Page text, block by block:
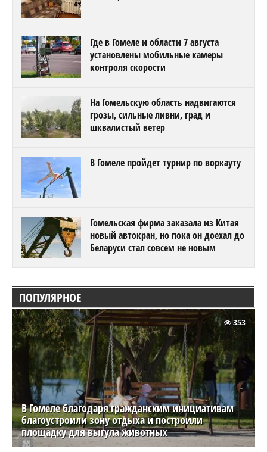
Где в Гомеле и области 7 августа
установлены мобильные камеры
контроля скорости
На Гомельскую область надвигаются
грозы, сильные ливни, град и
шквалистый ветер
В Гомеле пройдет турнир по воркауту
Гомельская фирма заказала из Китая
новый автокран, но пока он доехал до
Беларуси стал совсем не новым
ПОПУЛЯРНОЕ
В Гомеле благодаря гражданским инициативам
благоустроили зону отдыха и построили
площадку для выгула животных
353